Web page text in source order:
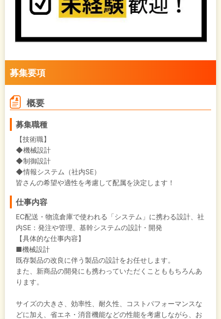
募集要項
概要
募集職種
【技術職】
◆機械設計
◆制御設計
◆情報システム（社内SE）
皆さんの希望や適性を考慮して配属を決定します！
仕事内容
EC配送・物流倉庫で使われる「システム」に携わる設計、社
内SE：発注や管理、基幹システムの設計・開発
【具体的な仕事内容】
■機械設計
既存製品の改良に伴う製品の設計をお任せします。
また、新商品の開発にも携わっていただくことももちろんあ
ります。
サイズの大きさ、効率性、耐久性、コストパフォーマンスな
どに加え、省エネ・消音機能などの性能を考慮しながら、お